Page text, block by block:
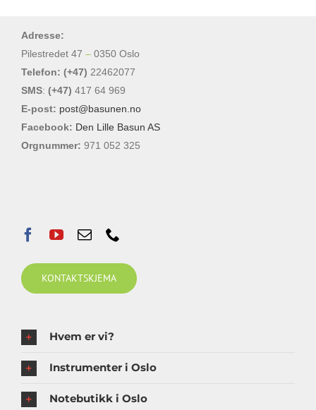
Adresse:
Pilestredet 47 – 0350 Oslo
Telefon: (+47) 22462077
SMS: (+47) 417 64 969
E-post: post@basunen.no
Facebook: Den Lille Basun AS
Orgnummer: 971 052 325
KONTAKTSKJEMA
Hvem er vi?
Instrumenter i Oslo
Notebutikk i Oslo